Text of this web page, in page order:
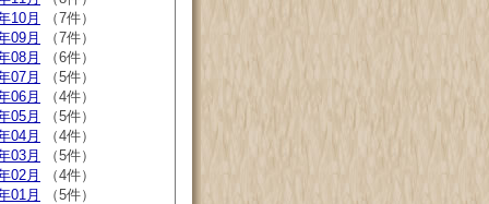
10月
（7件）
09月
（7件）
08月
（6件）
07月
（5件）
06月
（4件）
05月
（5件）
04月
（4件）
03月
（5件）
02月
（4件）
01月
（5件）